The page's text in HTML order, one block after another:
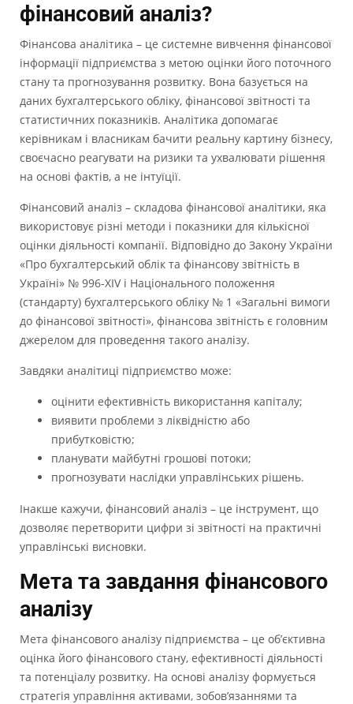
фінансовий аналіз?
Фінансова аналітика – це системне вивчення фінансової
інформації підприємства з метою оцінки його поточного
стану та прогнозування розвитку. Вона базується на
даних бухгалтерського обліку, фінансової звітності та
статистичних показників. Аналітика допомагає
керівникам і власникам бачити реальну картину бізнесу,
своєчасно реагувати на ризики та ухвалювати рішення
на основі фактів, а не інтуїції.
Фінансовий аналіз – складова фінансової аналітики, яка
використовує різні методи і показники для кількісної
оцінки діяльності компанії. Відповідно до Закону України
«Про бухгалтерський облік та фінансову звітність в
Україні» № 996-XIV і Національного положення
(стандарту) бухгалтерського обліку № 1 «Загальні вимоги
до фінансової звітності», фінансова звітність є головним
джерелом для проведення такого аналізу.
Завдяки аналітиці підприємство може:
оцінити ефективність використання капіталу;
виявити проблеми з ліквідністю або
прибутковістю;
планувати майбутні грошові потоки;
прогнозувати наслідки управлінських рішень.
Інакше кажучи, фінансовий аналіз – це інструмент, що
дозволяє перетворити цифри зі звітності на практичні
управлінські висновки.
Мета та завдання фінансового
аналізу
Мета фінансового аналізу підприємства – це об’єктивна
оцінка його фінансового стану, ефективності діяльності
та потенціалу розвитку. На основі аналізу формується
стратегія управління активами, зобов’язаннями та